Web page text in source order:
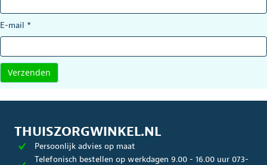
E-mail *
THUISZORGWINKEL.NL
Persoonlijk advies op maat
Telefonisch bestellen op werkdagen 9.00 - 16.00 uur 073-